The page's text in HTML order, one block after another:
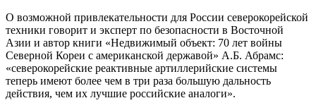
О возможной привлекательности для России северокорейской
техники говорит и эксперт по безопасности в Восточной
Азии и автор книги «Недвижимый объект: 70 лет войны
Северной Кореи с американской державой» А.Б. Абрамс:
«северокорейские реактивные артиллерийские системы
теперь имеют более чем в три раза большую дальность
действия, чем их лучшие российские аналоги».